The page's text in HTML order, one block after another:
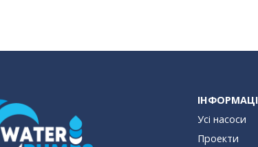
Усі насоси
Проекти